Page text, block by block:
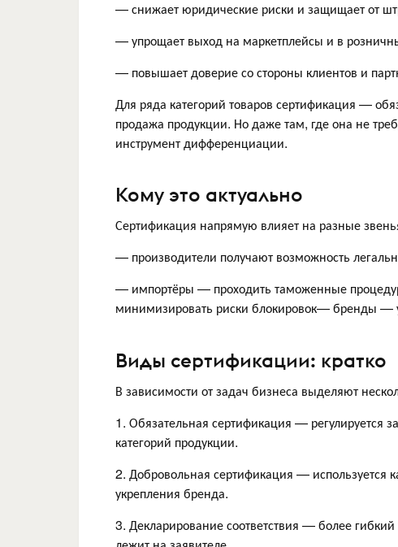
— снижает юридические риски и защищает от
— упрощает выход на маркетплейсы и в
— повышает доверие со стороны клиентов и
Для ряда категорий товаров сертификация —
продажа продукции. Но даже там, где она не
инструмент дифференциации.
Кому это актуально
Сертификация напрямую влияет на разные
— производители получают возможность
— импортёры — проходить таможенные
минимизировать риски блокировок— бренды —
Виды сертификации: кратко
В зависимости от задач бизнеса выделяют
1. Обязательная сертификация — регулируется
категорий продукции.
2. Добровольная сертификация — используется
укрепления бренда.
3. Декларирование соответствия — более гибкий